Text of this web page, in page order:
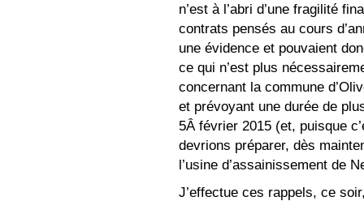
n’est à l’abri d’une fragilité
contrats pensés au cours
une évidence et pouvaient
ce qui n’est plus
concernant la commune
et prévoyant une durée de
5Â février 2015 (et, puisque
devrions préparer, dès
l’usine d’assainissement de
J’effectue ces rappels, ce